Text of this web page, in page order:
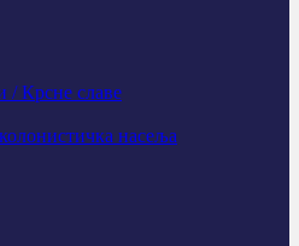
/ Крсне славе
насеља